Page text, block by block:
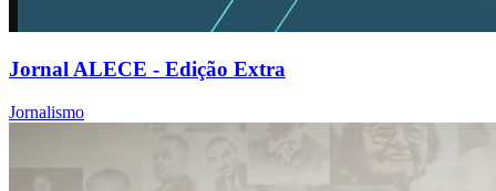
Jornal ALECE - Edição Extra
Jornalismo